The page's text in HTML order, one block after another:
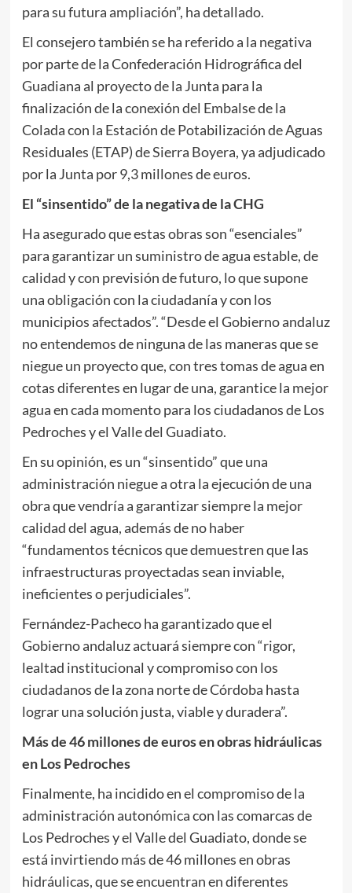
para su futura ampliación”, ha detallado.
El consejero también se ha referido a la negativa
por parte de la Confederación Hidrográfica del
Guadiana al proyecto de la Junta para la
finalización de la conexión del Embalse de la
Colada con la Estación de Potabilización de Aguas
Residuales (ETAP) de Sierra Boyera, ya adjudicado
por la Junta por 9,3 millones de euros.
El “sinsentido” de la negativa de la CHG
Ha asegurado que estas obras son “esenciales”
para garantizar un suministro de agua estable, de
calidad y con previsión de futuro, lo que supone
una obligación con la ciudadanía y con los
municipios afectados”. “Desde el Gobierno andaluz
no entendemos de ninguna de las maneras que se
niegue un proyecto que, con tres tomas de agua en
cotas diferentes en lugar de una, garantice la mejor
agua en cada momento para los ciudadanos de Los
Pedroches y el Valle del Guadiato.
En su opinión, es un “sinsentido” que una
administración niegue a otra la ejecución de una
obra que vendría a garantizar siempre la mejor
calidad del agua, además de no haber
“fundamentos técnicos que demuestren que las
infraestructuras proyectadas sean inviable,
ineficientes o perjudiciales”.
Fernández-Pacheco ha garantizado que el
Gobierno andaluz actuará siempre con “rigor,
lealtad institucional y compromiso con los
ciudadanos de la zona norte de Córdoba hasta
lograr una solución justa, viable y duradera”.
Más de 46 millones de euros en obras hidráulicas
en Los Pedroches
Finalmente, ha incidido en el compromiso de la
administración autonómica con las comarcas de
Los Pedroches y el Valle del Guadiato, donde se
está invirtiendo más de 46 millones en obras
hidráulicas, que se encuentran en diferentes